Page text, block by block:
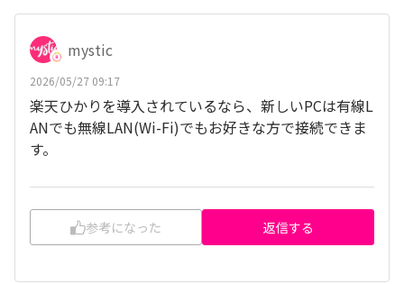
mystic
2026/05/27 09:17
楽天ひかりを導入されているなら、新しいPCは有線L
ANでも無線LAN(Wi-Fi)でもお好きな方で接続できま
す。
参考になった 返信する